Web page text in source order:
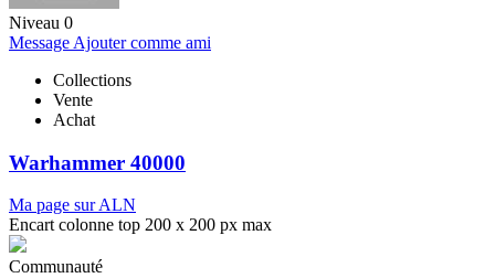
Niveau 0
Message Ajouter comme ami
Collections
Vente
Achat
Warhammer 40000
Ma page sur ALN
Encart colonne top 200 x 200 px max
Communauté